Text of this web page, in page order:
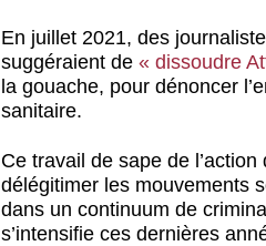
En juillet 2021, des
suggéraient de « dissoudre
la gouache, pour dénoncer
sanitaire.
Ce travail de sape de
délégitimer les mouvements
dans un continuum de
s’intensifie ces dernières